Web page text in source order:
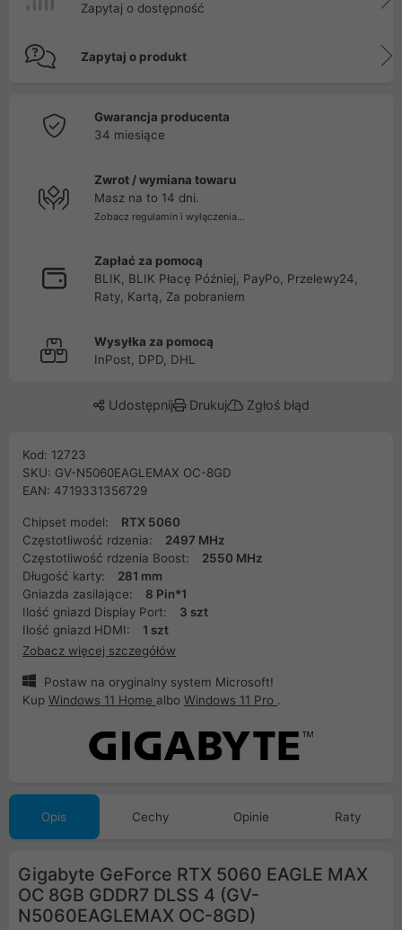
Zapytaj o dostępność
Zapytaj o produkt
Gwarancja producenta
34 miesiące
Zwrot / wymiana towaru
Masz na to 14 dni.
Zobacz regulamin i wyłączenia...
Zapłać za pomocą
BLIK, BLIK Płacę Później, PayPo, Przelewy24,
Raty, Kartą, Za pobraniem
Wysyłka za pomocą
InPost, DPD, DHL
Udostępnij Drukuj Zgłoś błąd
Kod: 12723
SKU: GV-N5060EAGLEMAX OC-8GD
EAN: 4719331356729
Chipset model:
RTX 5060
Częstotliwość rdzenia:
2497 MHz
Częstotliwość rdzenia Boost:
2550 MHz
Długość karty:
281 mm
Gniazda zasilające:
8 Pin*1
Ilość gniazd Display Port:
3 szt
Ilość gniazd HDMI:
1 szt
Zobacz więcej szczegółów
Postaw na oryginalny system Microsoft!
Kup Windows 11 Home albo Windows 11 Pro .
Opis Cechy Opinie Raty
Gigabyte GeForce RTX 5060 EAGLE MAX
OC 8GB GDDR7 DLSS 4 (GV-
N5060EAGLEMAX OC-8GD)